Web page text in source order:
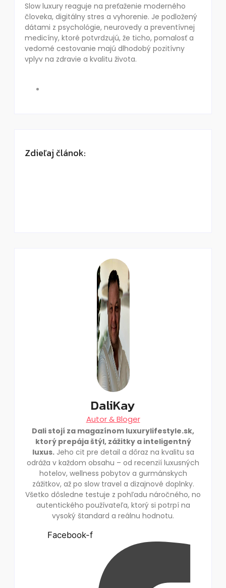
Slow luxury reaguje na preťaženie moderného
človeka, digitálny stres a vyhorenie. Je podložený
dátami z psychológie, neurovedy a preventívnej
medicíny, ktoré potvrdzujú, že ticho, pomalosť a
vedomé cestovanie majú dlhodobý pozitívny
vplyv na zdravie a kvalitu života.
Zdieľaj článok:
DaliKay
Autor & Bloger
Dali stojí za magazínom luxurylifestyle.sk,
ktorý prepája štýl, zážitky a inteligentný
luxus.Jeho cit pre detail a dôraz na kvalitu sa
odráža v každom obsahu – od recenzií luxusných
hotelov, wellness pobytov a gurmánskych
zážitkov, až po slow travel a dizajnové doplnky.
Všetko dôsledne testuje z pohľadu náročného, no
autentického používateľa, ktorý si potrpí na
vysoký štandard a reálnu hodnotu.
Facebook-f